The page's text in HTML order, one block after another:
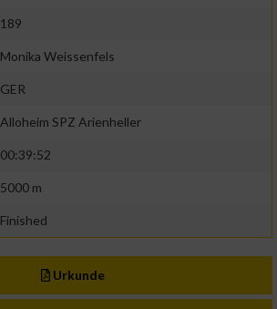
189
Monika Weissenfels
GER
Alloheim SPZ Arienheller
00:39:52
5000 m
Finished
Urkunde